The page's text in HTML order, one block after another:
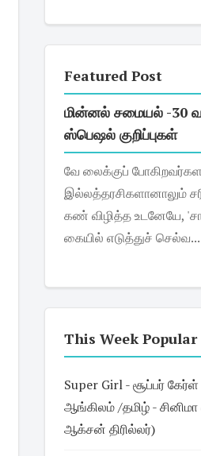
Featured Post
மின்னல் சமையல் -30
ஸ்பெஷல் குறிப்புகள்
வே லைக்குப்
இல்லத்தரசிகளானாலும்
கண் விழித்த உடனேயே,
கையில் எடுத்துச் செல்வ...
This Week Popular
Super Girl - சூப்பர்
ஆங்கிலம் /தமிழ் -
ஆக்சன் திரில்லர்)